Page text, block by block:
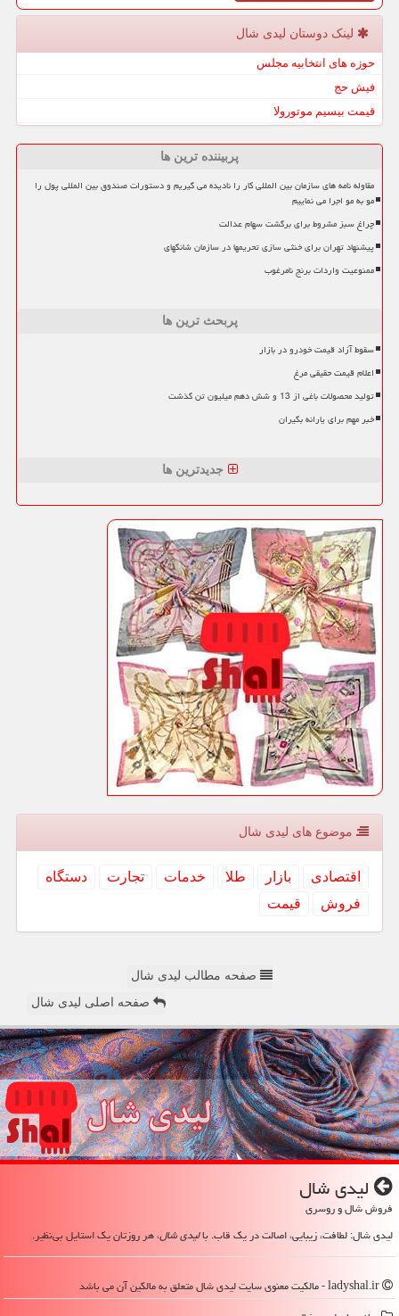
لینک دوستان لیدی شال
حوزه های انتخابیه مجلس
فیش حج
قیمت بیسیم موتورولا
پربیننده ترین ها
مقاوله نامه های سازمان بین المللی کار را نادیده می گیریم و دستورات صندوق بین المللی پول را
مو به مو اجرا می نماییم
چراغ سبز مشروط برای برگشت سهام عدالت
پیشنهاد تهران برای خنثی سازی تحریمها در سازمان شانگهای
ممنوعیت واردات برنج نامرغوب
پربحث ترین ها
سقوط آزاد قیمت خودرو در بازار
اعلام قیمت حقیقی مرغ
تولید محصولات باغی از 13 و شش دهم میلیون تن گذشت
خبر مهم برای یارانه بگیران
جدیدترین ها
موضوع های لیدی شال
اقتصادی بازار طلا خدمات تجارت
دستگاه
فروش
قیمت
صفحه مطالب لیدی شال
صفحه اصلی لیدی شال
لیدی شال
فروش شال و روسری
لیدی شال: لطافت، زیبایی، اصالت در یک قاب. بالیدی شال، هر روزتان یک استایل بی‌نظیر.